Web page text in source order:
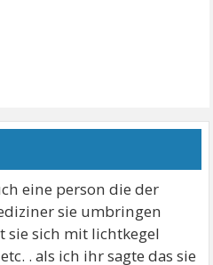
eine person die der
sie umbringen
sie sich mit lichtkegel
. als ich ihr sagte das sie